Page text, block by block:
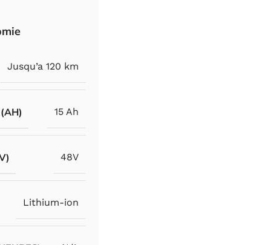
Jusqu’a 120 km
15 Ah
48V
Lithium-ion